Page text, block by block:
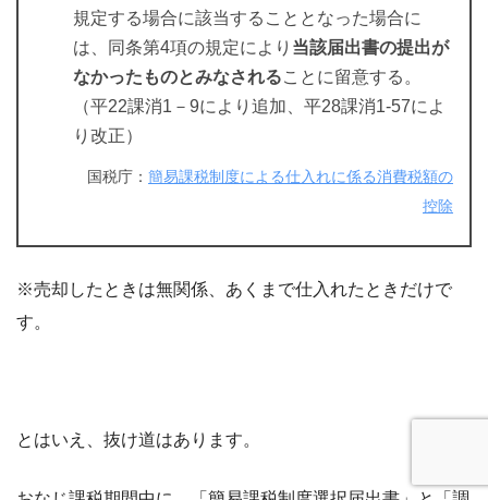
規定する場合に該当することとなった場合に
は、同条第4項の規定により 当該届出書の提出が
なかったものとみなされることに留意する。
（平22課消1－9により追加、平28課消1-57によ
り改正）
国税庁： 簡易課税制度による仕入れに係る消費税額の
控除
※売却したときは無関係、あくまで仕入れたときだけで
す。
とはいえ、抜け道はあります。